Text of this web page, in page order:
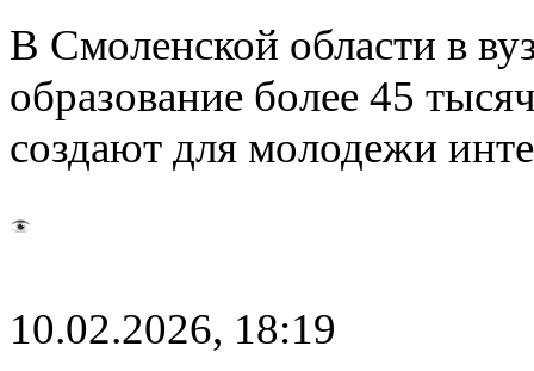
В Смоленской области в
образование более 45
создают для молодежи
10.02.2026, 18:19